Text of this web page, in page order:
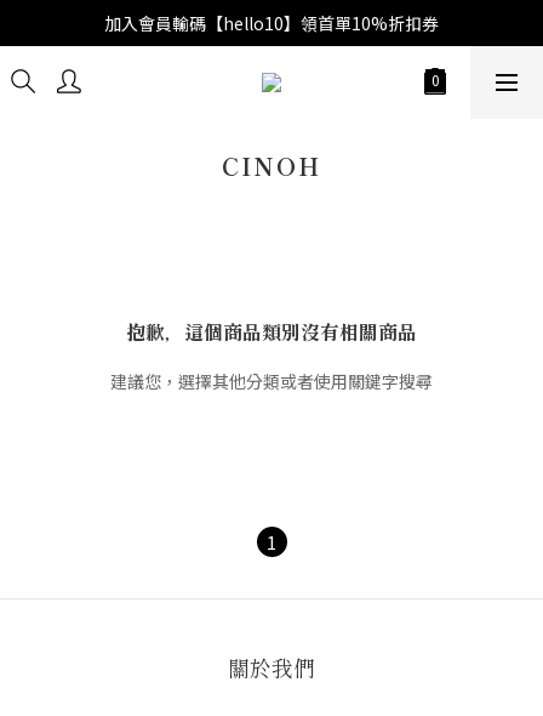
加入會員輸碼【hello10】領首單10%折扣券
CINOH
抱歉，這個商品類別沒有相關商品
建議您，選擇其他分類或者使用關鍵字搜尋
1
關於我們